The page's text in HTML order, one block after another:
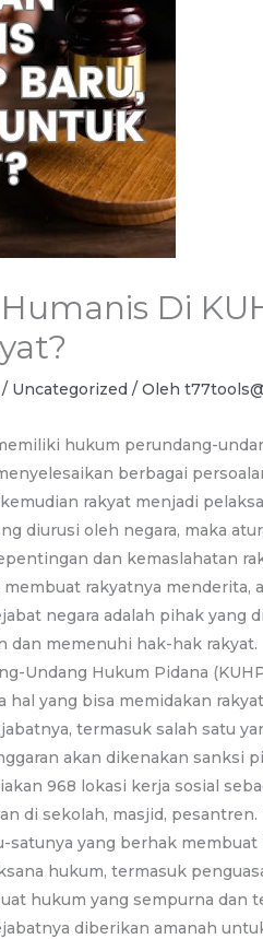
Di
/ Uncategorized / Oleh
hukum perundang-
berbagai
rakyat menjadi
diurusi oleh negara, maka
dan kemaslahatan
rakyatnya menderita,
negara adalah pihak yang
dan memenuhi hak-hak rakyat.
Undang Hukum Pidana
hal yang bisa memidakan
termasuk salah satu
akan dikenakan sanksi
968 lokasi kerja sosial
di sekolah, masjid,
satunya yang berhak
hukum, termasuk
hukum yang sempurna dan
diberikan amanah